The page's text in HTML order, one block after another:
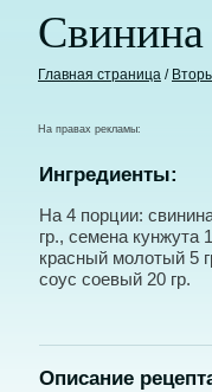
Главная страница /
На правах рекламы:
Ингредиенты:
На 4 порции:
гр., семена кунжута
красный молотый 5
соус соевый 20 гр.
Описание